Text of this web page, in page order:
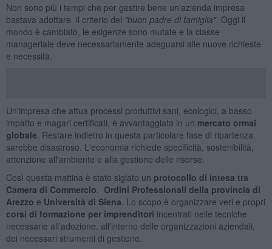
Non sono più i tempi che per gestire bene un'azienda impresa
bastava adottare il criterio del "buon padre di famiglia". Oggi il
mondo è cambiato, le esigenze sono mutate e la classe
manageriale deve necessariamente adeguarsi alle nuove richieste
e necessità.
Un'impresa che attua processi produttivi sani, ecologici, a basso
impatto e magari certificati, è avvantaggiata in un mercato ormai
globale . Restare indietro in questa particolare fase di ripartenza
sarebbe disastroso. L'economia richiede specificità, sostenibilità,
attenzione all'ambiente e alla gestione delle risorse.
Così questa mattina è stato siglato un protocollo di intesa tra
Camera di Commercio
Ordini Professionali della provincia di
Arezzo e Università di Siena . Lo scopo è organizzare veri e propri
corsi di formazione per imprenditori incentrati nelle tecniche
necessarie all’adozione, all’interno delle organizzazioni aziendali,
dei necessari strumenti di gestione.